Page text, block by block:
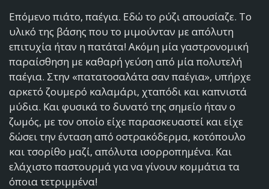
Επόμενο πιάτο, παέγια. Εδώ το ρύζι απουσίαζε. Το
υλικό της βάσης που το μιμούνταν με απόλυτη
επιτυχία ήταν η πατάτα! Ακόμη μία γαστρονομική
παραίσθηση με καθαρή γεύση από μία πολυτελή
παέγια. Στην «πατατοσαλάτα σαν παέγια», υπήρχε
αρκετό ζουμερό καλαμάρι, χταπόδι και καπνιστά
μύδια. Και φυσικά το δυνατό της σημείο ήταν ο
ζωμός, με τον οποίο είχε παρασκευαστεί και είχε
δώσει την ένταση από οστρακόδερμα, κοτόπουλο
και τσορίθο μαζί, απόλυτα ισορροπημένα. Και
ελάχιστο παστουρμά για να γίνουν κομμάτια τα
όποια τετριμμένα!